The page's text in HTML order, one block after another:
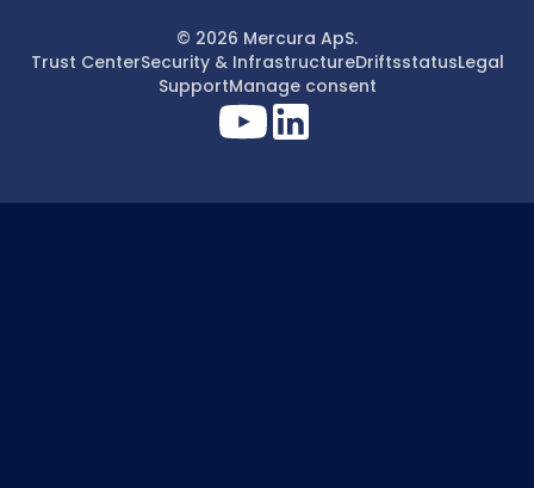
© 2026 Mercura ApS.
Trust CenterSecurity & InfrastructureDriftsstatusLegal
SupportManage consent